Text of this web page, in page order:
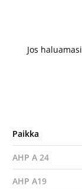
Jos
Paikka
AHP A 24
AHP A19